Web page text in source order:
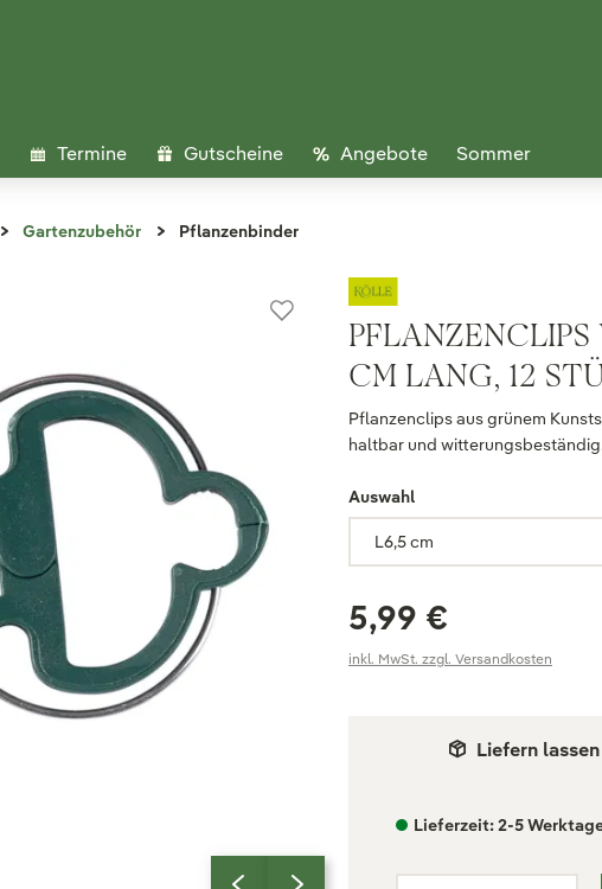
Termine Gutscheine Angebote Sommer
Gartenzubehör Pflanzenbinder
CM LANG, 12
Pflanzenclips aus grünem
haltbar und
Auswahl
5,99 €
inkl. MwSt. zzgl. Versandkosten
Liefern lassen
Lieferzeit: 2-5